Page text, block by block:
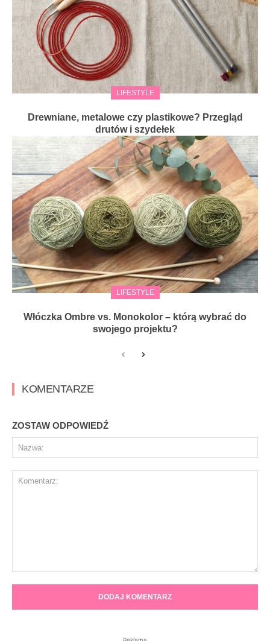
LIFESTYLE
Drewniane, metalowe czy plastikowe? Przegląd
drutów i szydełek
LIFESTYLE
Włóczka Ombre vs. Monokolor – którą wybrać do
swojego projektu?
KOMENTARZE
ZOSTAW ODPOWIEDŹ